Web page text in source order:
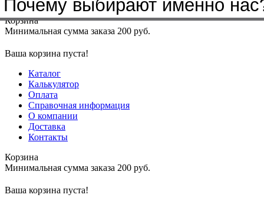
Меню+7(4912)50-37-50sbit@krep62.ru
Корзина
Минимальная сумма заказа 200 руб.
Ваша корзина пуста!
Каталог
Калькулятор
Оплата
Справочная информация
О компании
Доставка
Контакты
Корзина
Минимальная сумма заказа 200 руб.
Ваша корзина пуста!
Почему выбирают именно